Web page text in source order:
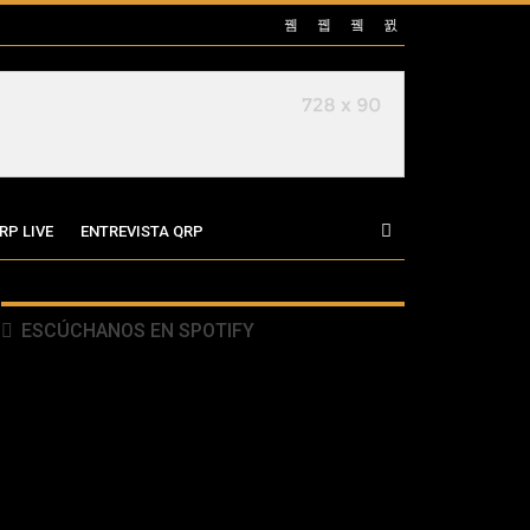
LIVE ENTREVISTA QRP
ESCÚCHANOS EN SPOTIFY